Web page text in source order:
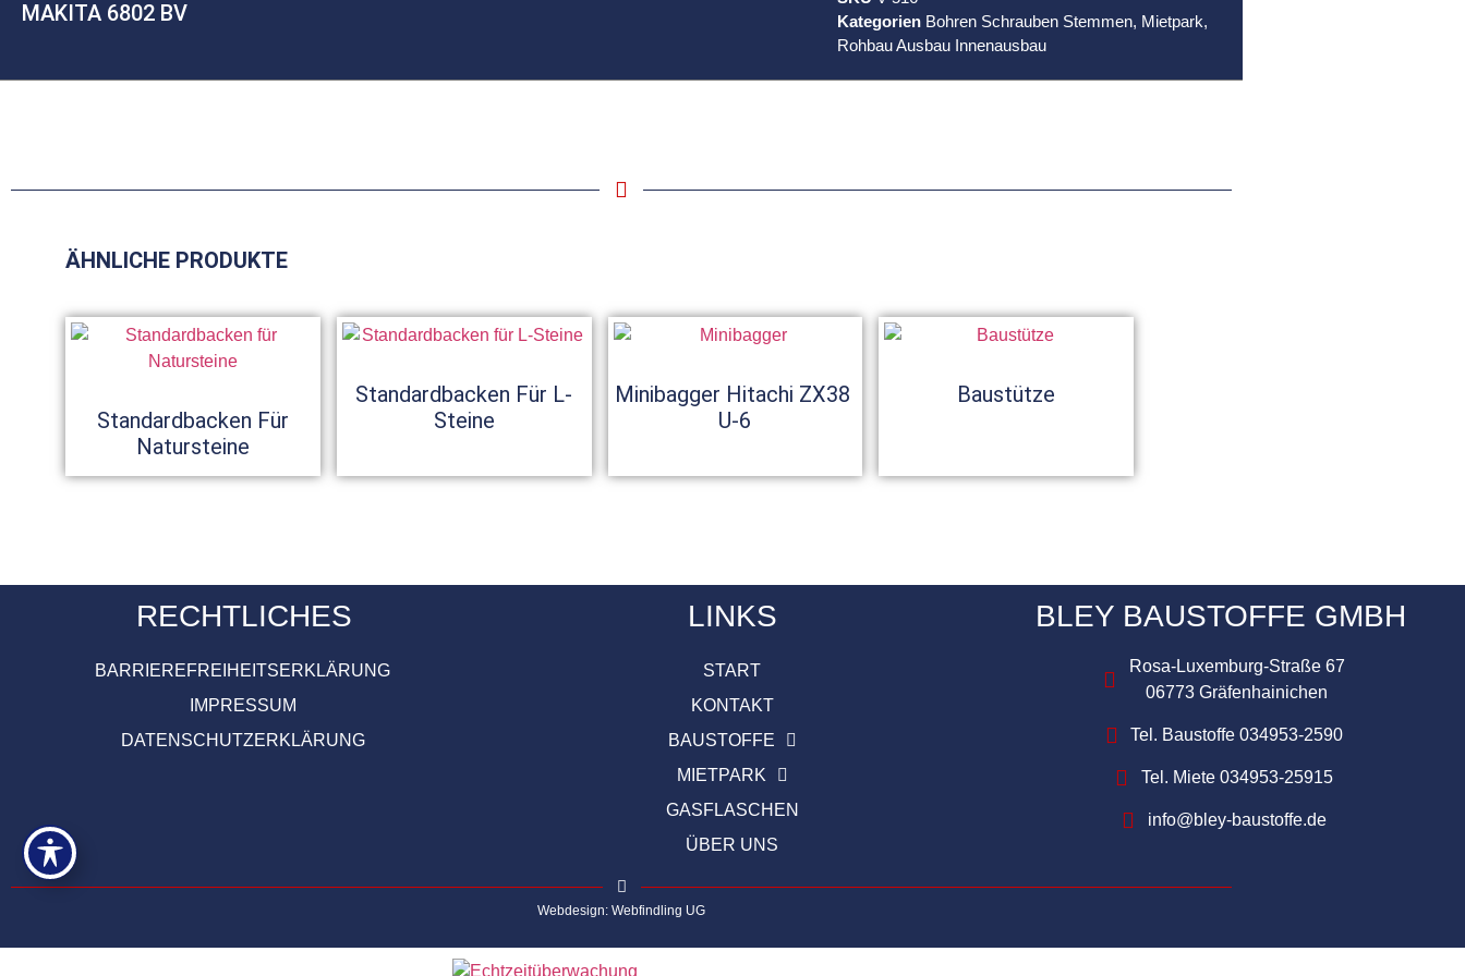
MAKITA 6802 BV
Kategorien Bohren Schrauben Stemmen, Mietpark,
Rohbau Ausbau Innenausbau
ÄHNLICHE PRODUKTE
Standardbacken Für
Natursteine
Standardbacken Für L-
Steine
Minibagger Hitachi ZX38
U-6
Baustütze
RECHTLICHES
BARRIEREFREIHEITSERKLÄRUNG
IMPRESSUM
DATENSCHUTZERKLÄRUNG
LINKS
START
KONTAKT
BAUSTOFFE
MIETPARK
GASFLASCHEN
ÜBER UNS
BLEY BAUSTOFFE GMBH
Rosa-Luxemburg-Straße 67
06773 Gräfenhainichen
Tel. Baustoffe 034953-2590
Tel. Miete 034953-25915
info@bley-baustoffe.de
Webdesign: Webfindling UG